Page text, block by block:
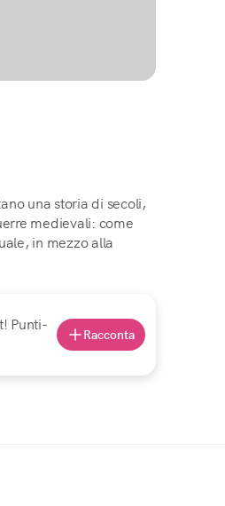
una storia di secoli,
medievali: come
in mezzo alla
Punti-
Racconta